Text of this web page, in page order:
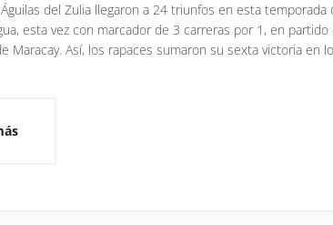
Águilas del Zulia llegaron a 24 triunfos en esta
esta vez con marcador de 3 carreras por 1, en
Maracay. Así, los rapaces sumaron su sexta victoria en